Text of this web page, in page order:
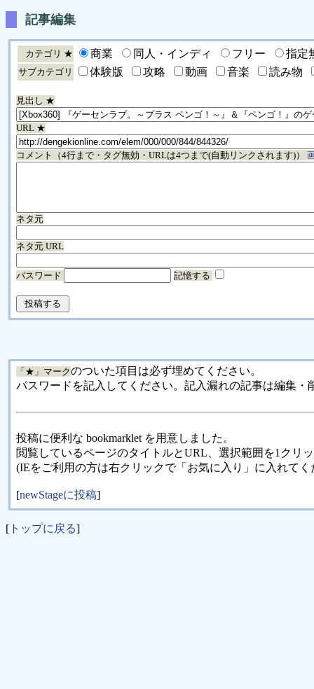
記事編集
カテゴリ ★ 商業 同人・インディ フリー 指定
サブカテゴリ 体験版 攻略 動画 音楽 読み物
見出し ★
URL ★
コメント（4行まで・タグ無効・URLは4つまで(自動リンクされます)）
ネタ元
ネタ元 URL
パスワード 記憶する
「★」マークのついた項目は必ず埋めてください。
パスワードを記入してください。記入漏れの記事は編集・
投稿に便利な bookmarklet を用意しました。
閲覧しているページのタイトルとURL、選択範囲を1クリ
(IEをご利用の方は右クリックで「お気に入り」に入れてく
[newStageに投稿]
[ トップに戻る]